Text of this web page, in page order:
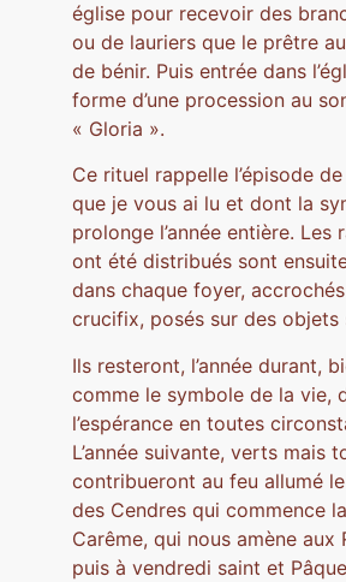
église pour recevoir des
ou de lauriers que le prêtre
de bénir. Puis entrée dans
forme d’une procession au
« Gloria ».
Ce rituel rappelle l’épisode de
que je vous ai lu et dont la
prolonge l’année entière. Les
ont été distribués sont
dans chaque foyer,
crucifix, posés sur des objets
Ils resteront, l’année durant,
comme le symbole de la vie,
l’espérance en toutes
L’année suivante, verts mais
contribueront au feu allumé
des Cendres qui commence
Carême, qui nous amène aux
puis à vendredi saint et